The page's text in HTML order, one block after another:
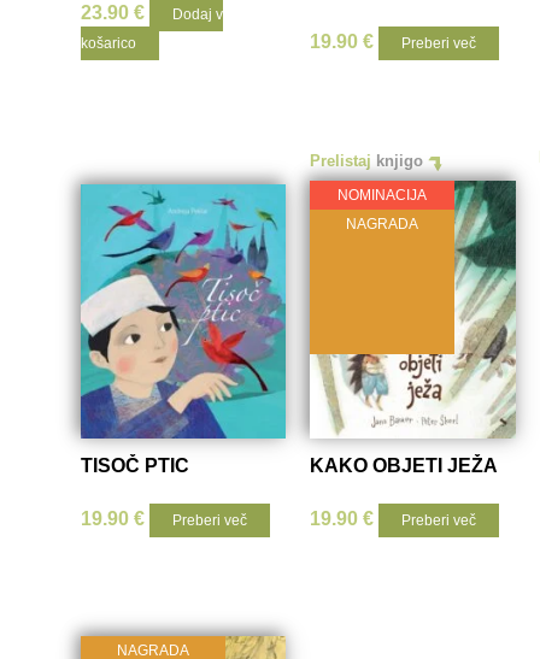
23.90€
Dodaj v
košarico
19.90 € Preberi več
Prelistaj knjigo
TISOČ PTIC
19.90€ Preberi več
NOMINACIJA
NAGRADA
KAKO OBJETI JEŽA
19.90 € Preberi več
NAGRADA